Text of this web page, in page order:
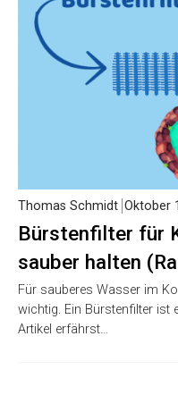
Bürstenfilter für
sauber halten
Thomas Schmidt Oktober
Für sauberes Wasser im
wichtig. Ein Bürstenfilter ist
Artikel erfährst…